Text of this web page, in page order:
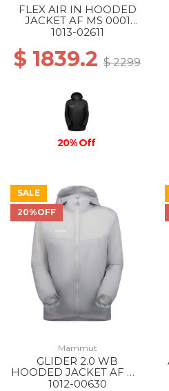
FLEX AIR IN HOODED
JACKET AF MS 0001
BLACK
1013-02611
$ 1839.2 $ 2299
20% Off
SALE
20%OFF
Mammut
GLIDER 2.0 WB
HOODED JACKET AF MS
00697 PLATINUM
1012-00630